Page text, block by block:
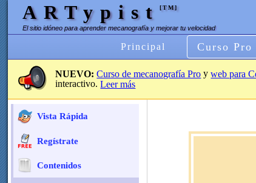
ARTypist[TM]
El sitio idóneo para aprender mecanografía y mejorar tu velocidad
Principal Curso Pro
NUEVO: Curso de mecanografía Pro yweb para
interactivo.Leer más
Vista Rápida
Regístrate
Contenidos